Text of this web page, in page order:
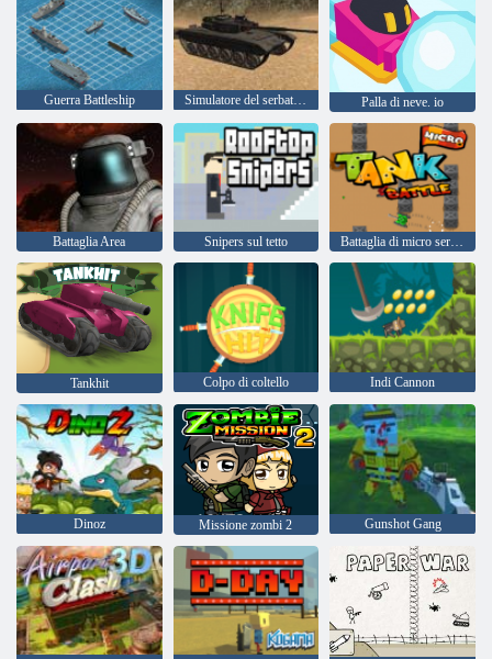
Guerra Battleship Simulatore del serbatoio Palla di neve. io
Battaglia Area Snipers sul tetto Battaglia di micro serbatoio
Tankhit Colpo di coltello Indi Cannon
Dinoz Missione zombi 2 Gunshot Gang